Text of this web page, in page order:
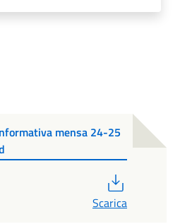
mensa 24-25
Scarica